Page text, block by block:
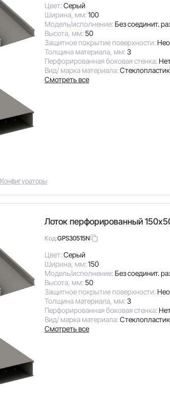
Цвет:Серый
Ширина, мм:100
Модель/исполнение: Без соединит.
Высота, мм:50
Защитное покрытие поверхности:
Толщина материала, мм:3
Перфорированная боковая стенка:
Вид/ марка материала:
Смотреть все
Конфигураторы
Лоток перфорированный
Код:GPS30515N
Цвет:Серый
Ширина, мм:150
Модель/исполнение: Без соединит.
Высота, мм:50
Защитное покрытие поверхности:
Толщина материала, мм:3
Перфорированная боковая стенка:
Вид/ марка материала:
Смотреть все